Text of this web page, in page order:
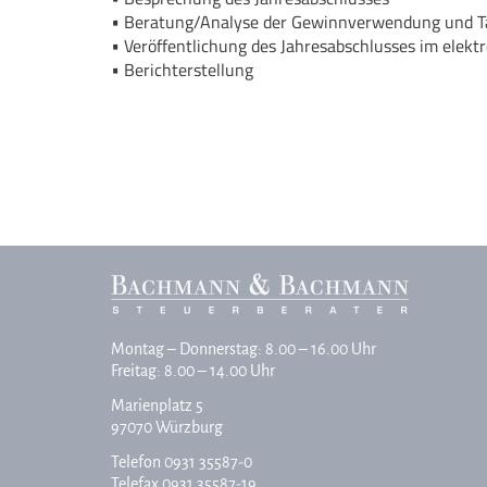
Beratung/Analyse der Gewinnverwendung und
Veröffentlichung des Jahresabschlusses im
Berichterstellung
Montag – Donnerstag: 8.00 – 16.00 Uhr
Freitag: 8.00 – 14.00 Uhr
Marienplatz 5
97070 Würzburg
Telefon 0931 35587-0